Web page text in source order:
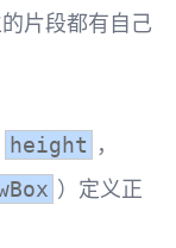
片段都有自己
height ，
）定义正